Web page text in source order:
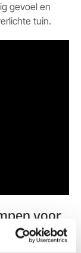
gevoel en
tuin.
voor
uitstraling